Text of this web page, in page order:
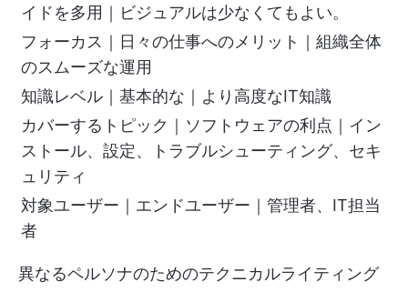
イドを多用｜ビジュアルは少なくてもよい。
フォーカス｜日々の仕事へのメリット｜組織全体
のスムーズな運用
知識レベル｜基本的な｜より高度なIT知識
カバーするトピック｜ソフトウェアの利点｜イン
ストール、設定、トラブルシューティング、セキ
ュリティ
対象ユーザー｜エンドユーザー｜管理者、IT担当
者
異なるペルソナのためのテクニカルライティング